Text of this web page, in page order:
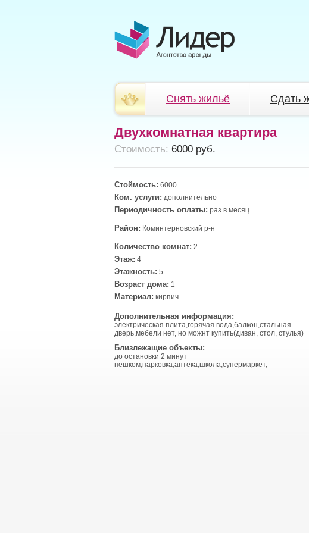
Снять жильё Сдать
Двухкомнатная квартира
Cтоимость: 6000 руб.
Стоймость: 6000
Ком. услуги: дополнительно
Периодичность оплаты: раз в месяц
Район: Коминтерновский р-н
Количество комнат: 2
Этаж: 4
Этажность: 5
Возраст дома: 1
Материал: кирпич
Дополнительная информация:
электрическая плита,горячая вода,балкон,стальная
дверь,мебели нет, но можнт купить(диван, стол, стулья)
Близлежащие объекты:
до остановки 2 минут
пешком,парковка,аптека,школа,супермаркет,